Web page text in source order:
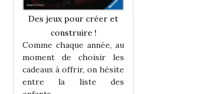
Des jeux pour créer et
construire !
Comme chaque année, au
moment de choisir les
cadeaux à offrir, on hésite
entre la liste des